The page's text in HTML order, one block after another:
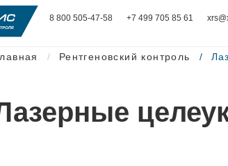
8 800 505-47-58 +7 499 705 85 61
Рентгеновский контроль